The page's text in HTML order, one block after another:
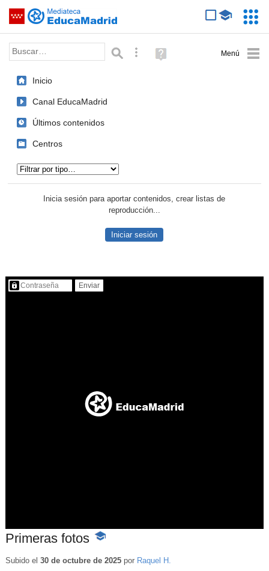
Saltar navegación
Palabra o frase: Búsqueda avanzada
Ayuda
(en
Inicio
Canal EducaMadrid
Últimos contenidos
Centros
Inicia sesión para aportar contenidos, crear listas de
reproducción...
Iniciar sesión
Contenido protegido…
Primeras fotos -
educativo
Subido el 30 de octubre de 2025por Raquel H.